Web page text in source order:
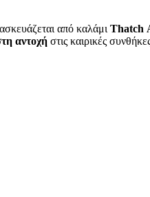
από καλάμι Thatch
αντοχή στις καιρικές